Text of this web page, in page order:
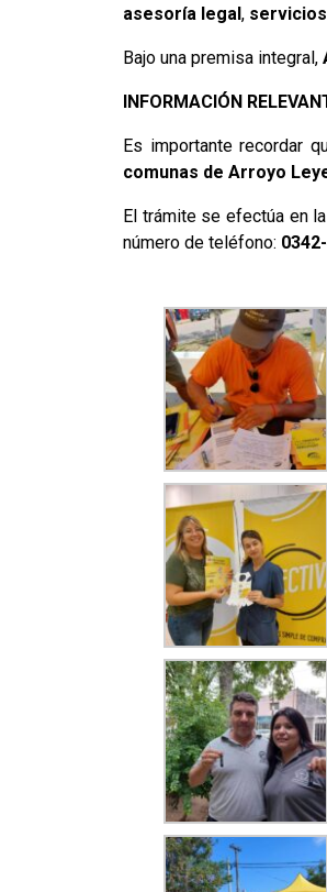
asesoría legal ,
Bajo una premisa integral,
INFORMACIÓN
Es importante recordar
comunas de Arroyo
El trámite se efectúa en la
número de teléfono: